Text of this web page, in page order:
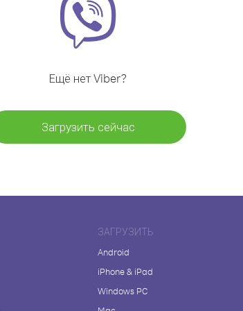
Ещё нет Viber?
Загрузить сейчас
ЗАГРУЗИТЬ
Android
iPhone & iPad
Windows PC